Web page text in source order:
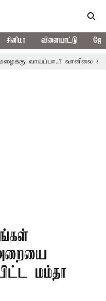
சினிமா விளையாட்டு
வாய்ப்பா..? வானிலை மையம்
மம்தா